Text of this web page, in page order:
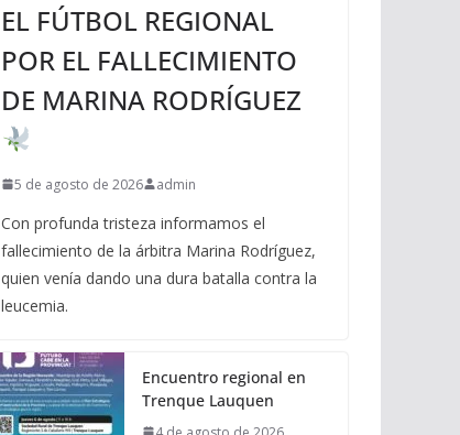
EL FÚTBOL REGIONAL
POR EL FALLECIMIENTO
DE MARINA RODRÍGUEZ
5 de agosto de 2026 admin
Con profunda tristeza informamos el
fallecimiento de la árbitra Marina Rodríguez,
quien venía dando una dura batalla contra la
leucemia.
Encuentro regional en
Trenque Lauquen